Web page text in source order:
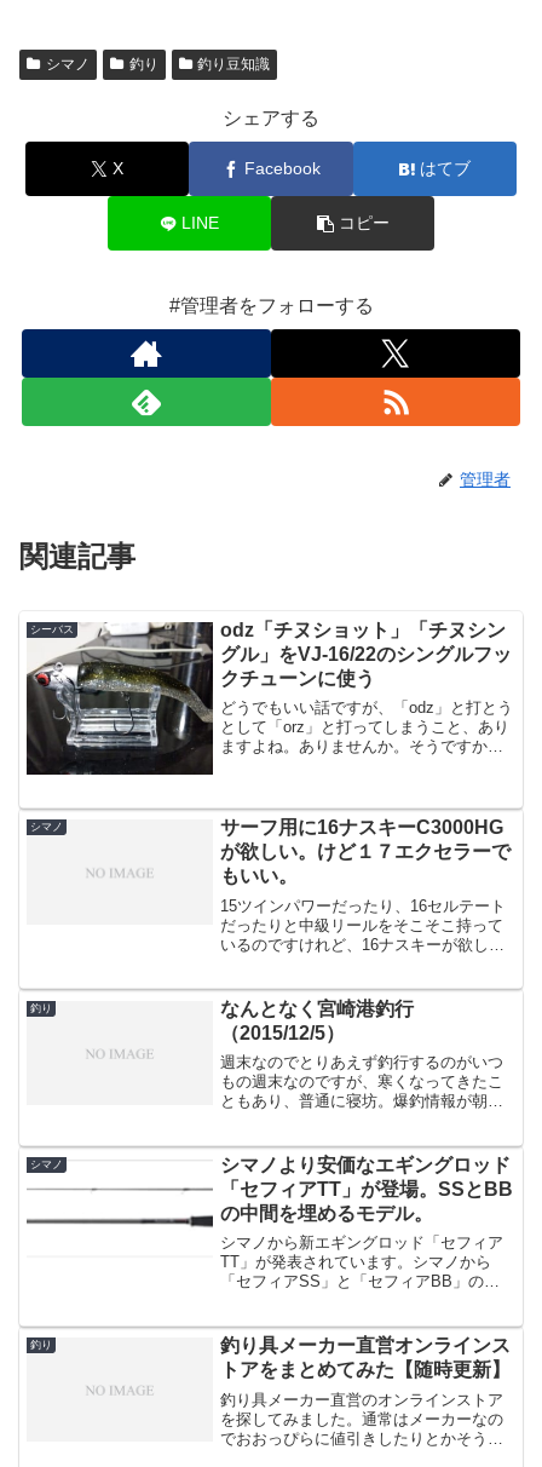
シマノ 釣り 釣り豆知識
シェアする
X Facebook はてブ
LINE コピー
#管理者をフォローする
管理者
関連記事
シーバス
odz「チヌショット」「チヌシン
グル」をVJ-16/22のシングルフッ
クチューンに使う
どうでもいい話ですが、「odz」と打とう
として「orz」と打ってしまうこと、あり
ますよね。ありませんか。そうですか。
ルアー、コアマンの「VJ-16」「VJ-22」
でござ...
シマノ
サーフ用に16ナスキーC3000HG
が欲しい。けど１７エクセラーで
もいい。
15ツインパワーだったり、16セルテート
だったりと中級リールをそこそこ持って
いるのですけれど、16ナスキーが欲しい
壊れても許せる価格帯で、そこそこのリ
ールが欲しいのですよ...
釣り
なんとなく宮崎港釣行
（2015/12/5）
週末なのでとりあえず釣行するのがいつ
もの週末なのですが、寒くなってきたこ
ともあり、普通に寝坊。爆釣情報が朝
投稿。ただ既に起きたら8時を過ぎてい
る。メッセージ...
シマノ
シマノより安価なエギングロッド
「セフィアTT」が登場。SSとBB
の中間を埋めるモデル。
シマノから新エギングロッド「セフィア
TT」が発表されています。シマノから
「セフィアSS」と「セフィアBB」の丁
典：シマノセフィアBBが16,900〜18,900
円とい...
釣り
釣り具メーカー直営オンラインス
トアをまとめてみた【随時更新】
釣り具メーカー直営のオンラインストア
を探してみました。通常はメーカーなの
でおおっぴらに値引きしたりとかそうい